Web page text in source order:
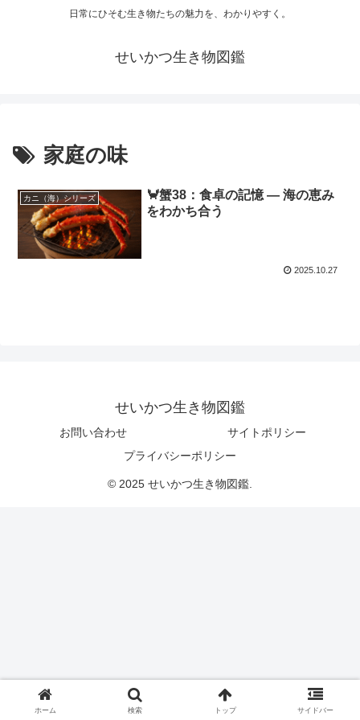
日常にひそむ生き物たちの魅力を、わかりやすく。
せいかつ生き物図鑑
家庭の味
カニ（海）シリーズ
🦀蟹38：食卓の記憶 ― 海の恵み
をわかち合う
2025.10.27
せいかつ生き物図鑑
お問い合わせ
サイトポリシー
プライバシーポリシー
© 2025 せいかつ生き物図鑑.
ホーム 検索 トップ サイドバー